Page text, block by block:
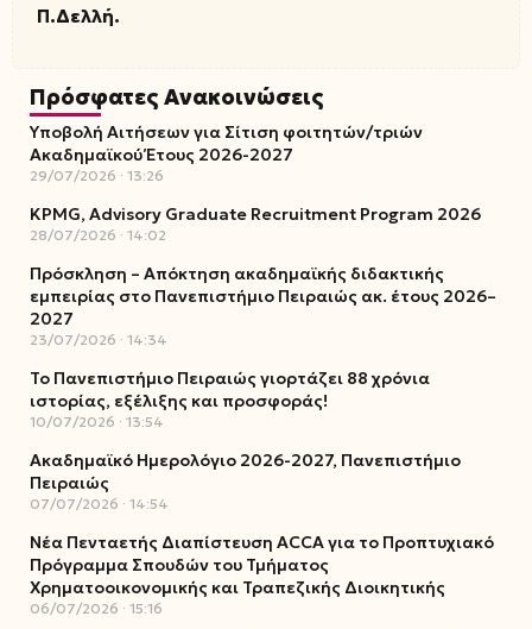
Π.Δελλή.
Πρόσφατες Ανακοινώσεις
Υποβολή Αιτήσεων για Σίτιση φοιτητών/τριών
Ακαδημαϊκού Έτους 2026-2027
29/07/2026 13:26
KPMG, Advisory Graduate Recruitment Program 2026
28/07/2026 14:02
Πρόσκληση – Απόκτηση ακαδημαϊκής διδακτικής
εμπειρίας στο Πανεπιστήμιο Πειραιώς ακ. έτους 2026–
2027
23/07/2026 14:34
Το Πανεπιστήμιο Πειραιώς γιορτάζει 88 χρόνια
ιστορίας, εξέλιξης και προσφοράς!
10/07/2026 13:54
Ακαδημαϊκό Ημερολόγιο 2026-2027, Πανεπιστήμιο
Πειραιώς
07/07/2026 14:54
Νέα Πενταετής Διαπίστευση ACCA για το Προπτυχιακό
Πρόγραμμα Σπουδών του Τμήματος
Χρηματοοικονομικής και Τραπεζικής Διοικητικής
06/07/2026 15:16